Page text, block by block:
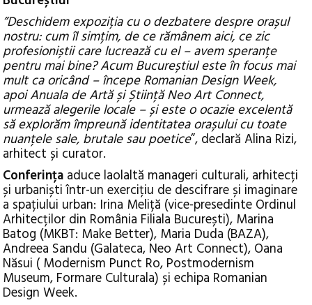
”Deschidem expoziția cu o dezbatere despre orașul
nostru: cum îl simțim, de ce rămânem aici, ce zic
profesioniștii care lucrează cu el – avem speranțe
pentru mai bine? Acum Bucureștiul este în focus mai
mult ca oricând – începe Romanian Design Week,
apoi Anuala de Artă și Știință Neo Art Connect,
urmează alegerile locale – și este o ocazie excelentă
să explorăm împreună identitatea orașului cu toate
nuanțele sale, brutale sau poetice”, declară Alina Rizi,
arhitect și curator.
Conferința aduce laolaltă manageri culturali, arhitecți
și urbaniști într-un exercițiu de descifrare și imaginare
a spațiului urban: Irina Meliță (vice-presedinte Ordinul
Arhitecților din România Filiala București), Marina
Batog (MKBT: Make Better), Maria Duda (BAZA),
Andreea Sandu (Galateca, Neo Art Connect), Oana
Năsui ( Modernism Punct Ro, Postmodernism
Museum, Formare Culturala) și echipa Romanian
Design Week.